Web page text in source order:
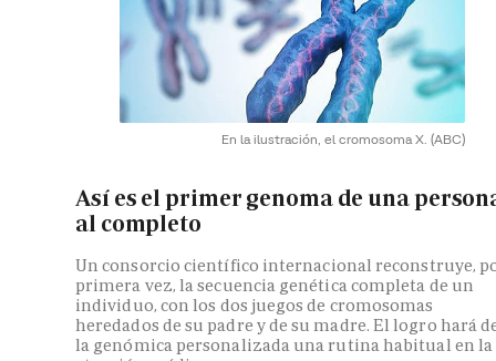
En la ilustración, el cromosoma X. (ABC)
Así es el primer genoma de una
al completo
Un consorcio científico internacional reconstruye,
primera vez, la secuencia genética completa de un
individuo, con los dos juegos de cromosomas
heredados de su padre y de su madre. El logro hará
la genómica personalizada una rutina habitual en la